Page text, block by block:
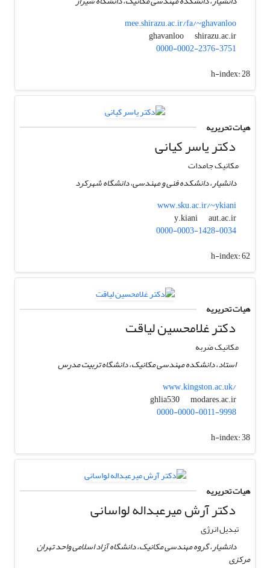
mee.shirazu.ac.ir/fa/~ghavanloo
ghavanloo
shirazu.ac.ir
0000-0002-2376-3751
h-index:28
هیات تحریریه
دکتر یاسر کیانی
مکانیک جامدات
دانشیار، دانشکده فنی و مهندسی، دانشگاه شهرکرد
www.sku.ac.ir/~ykiani
y.kiani
aut.ac.ir
0000-0003-1428-0034
h-index:62
هیات تحریریه
دکتر غلامحسین لیاقت
مکانیک ضربه
استاد، دانشکده مهندسی مکانیک، دانشگاه تربیت مدرس
www.kingston.ac.uk/
ghlia530
modares.ac.ir
0000-0000-0011-9998
h-index:38
هیات تحریریه
دکتر آرش میرعبداله لواسانی
تبدیل انرژی
دانشیار، گروه مهندسی مکانیک، دانشگاه آزاد اسلامی واحد تهران
مرکزی